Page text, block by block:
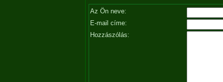
Az Ön neve:
E-mail címe:
Hozzászólás: